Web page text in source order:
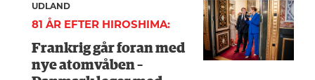
UDLAND
81 ÅR EFTER HIROSHIMA:
Frankrig går foran med
nye atomvåben –